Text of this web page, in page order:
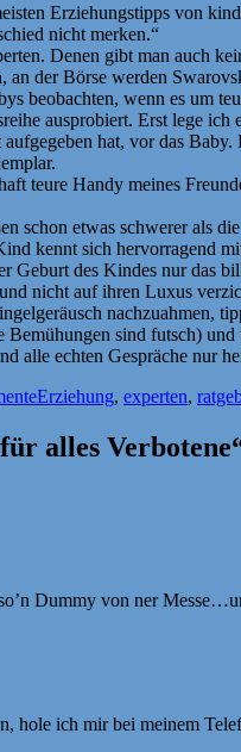
Erziehungstipps von
nicht merken.“
Denen gibt man auch
an der Börse werden
beobachten, wenn es um
ausprobiert. Erst lege
hat, vor das
teure Handy meines
schon etwas schwerer als
kennt sich hervorragend
Geburt des Kindes nur das
nicht auf ihren Luxus
nachzuahmen,
Bemühungen sind futsch)
alle echten Gespräche nur
Schlagwörter
Erziehung, experten,
alles
Dummy von ner
hole ich mir bei meinem